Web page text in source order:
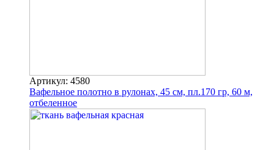
Артикул: 4580
Вафельное полотно в рулонах, 45 см, пл.170 гр, 60 м,
отбеленное